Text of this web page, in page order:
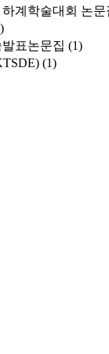
계학술대회 논문
표논문집 (1)
(1)